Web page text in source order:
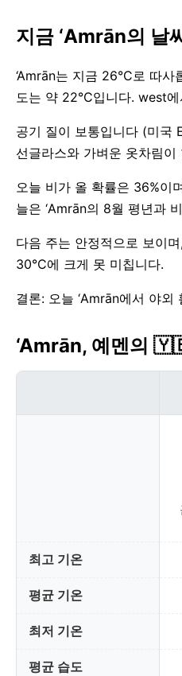
지금 ‘Amrān의 날
‘Amrān는 지금 26°C로 따
도는 약 22°C입니다. west
공기 질이 보통입니다 (미
선글라스와 가벼운 옷차림
오늘 비가 올 확률은 36%이
늘은 ‘Amrān의 8월 평년과
다음 주는 안정적으로 보이
30°C에 크게 못 미칩니다.
결론: 오늘 ‘Amrān에서 야외
‘Amrān, 예멘의
최고 기온
평균 기온
최저 기온
평균 습도